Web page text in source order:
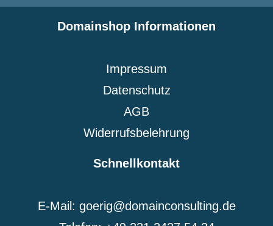
Domainshop Informationen
Impressum
Datenschutz
AGB
Widerrufsbelehrung
Schnellkontakt
E-Mail: goerig@domainconsulting.de